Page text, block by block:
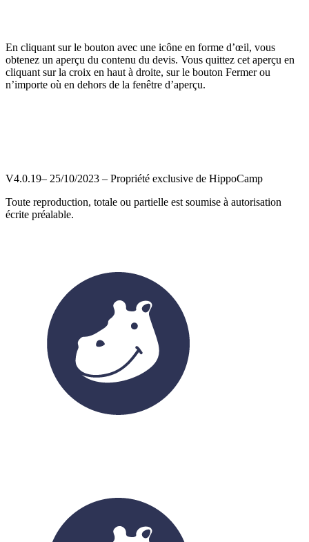
En cliquant sur le bouton avec une icône en forme d’œil, vous
obtenez un aperçu du contenu du devis. Vous quittez cet aperçu en
cliquant sur la croix en haut à droite, sur le bouton Fermer ou
n’importe où en dehors de la fenêtre d’aperçu.
V4.0.19– 25/10/2023 – Propriété exclusive de HippoCamp
Toute reproduction, totale ou partielle est soumise à autorisation
écrite préalable.